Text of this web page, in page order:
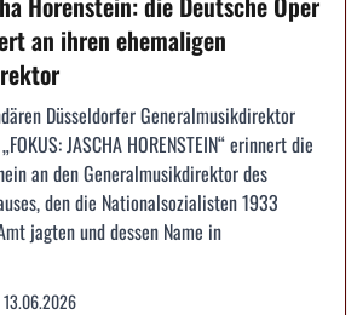
an ihren ehemaligen
Düsseldorfer Generalmusikdirektor
JASCHA HORENSTEIN“ erinnert die
an den Generalmusikdirektor des
den die Nationalsozialisten 1933
jagten und dessen Name in
13.06.2026